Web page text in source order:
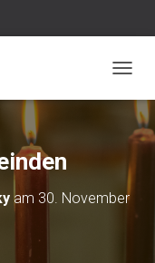
A
I
am 30. November